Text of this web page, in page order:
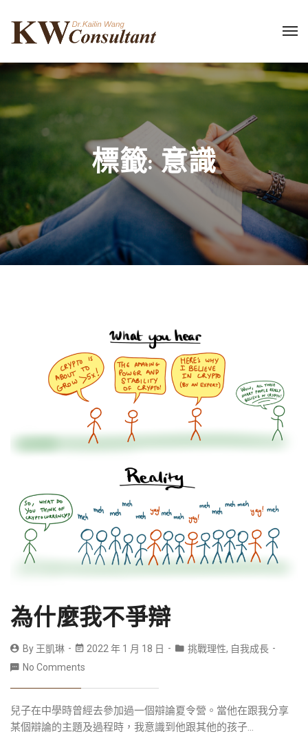
標籤:意識
為什麼我不爭辯
By 王凱琳 2022 年 1 月 18 日 挑戰理性, 自我成長
No Comments
兒子在中學時曾經去參加過一個辯論夏令營。當他在跟我分享
某個辯論的主題及過程時，我意識到他跟其他的孩子...